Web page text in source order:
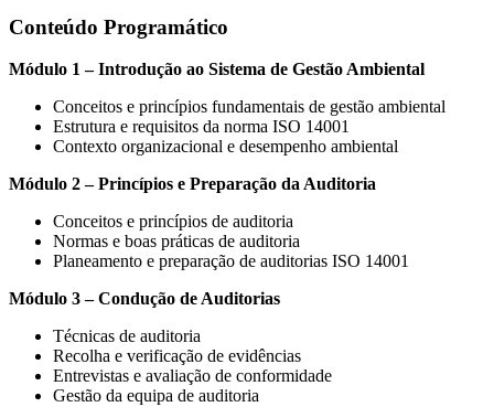
Conteúdo Programático
Módulo 1 – Introdução ao Sistema de Gestão Ambiental
Conceitos e princípios fundamentais de gestão ambiental
Estrutura e requisitos da norma ISO 14001
Contexto organizacional e desempenho ambiental
Módulo 2 – Princípios e Preparação da Auditoria
Conceitos e princípios de auditoria
Normas e boas práticas de auditoria
Planeamento e preparação de auditorias ISO 14001
Módulo 3 – Condução de Auditorias
Técnicas de auditoria
Recolha e verificação de evidências
Entrevistas e avaliação de conformidade
Gestão da equipa de auditoria